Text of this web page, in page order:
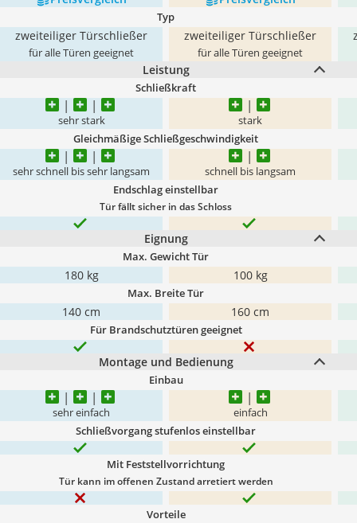
Typ
zweiteiliger Türschließer
für alle Türen geeignet
zweiteiliger Türschließer
für alle Türen geeignet
Leistung
Schließkraft
sehr stark stark
Gleichmäßige Schließgeschwindigkeit
sehr schnell bis sehr langsam schnell bis langsam
Endschlag einstellbar
Tür fällt sicher in das Schloss
Eignung
Max. Gewicht Tür
180 kg 100 kg
Max. Breite Tür
140 cm 160 cm
Für Brandschutztüren geeignet
Montage und Bedienung
Einbau
sehr einfach einfach
Schließvorgang stufenlos einstellbar
Mit Feststellvorrichtung
Tür kann im offenen Zustand arretiert werden
Vorteile